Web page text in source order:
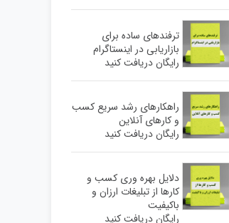
ترفندهای ساده برای
بازاریابی در اینستاگرام
رایگان دریافت کنید
راهکارهای رشد سریع کسب
و کارهای آنلاین
رایگان دریافت کنید
دلایل بهره وری کسب و
کارها از تبلیغات ارزان و
باکیفیت
رایگان دریافت کنید